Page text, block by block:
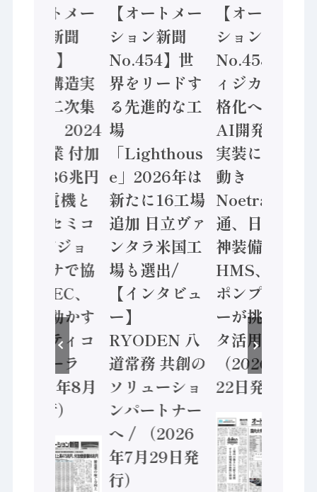
【オートメー
ション新聞
No.455】
「経済構造実
態調査二次集
計結果」2024
年製造業 付加
価値額86兆円
/ 三菱電機と
ソニーセミコ
ン AIビジョ
ンセンサで協
業 / IDEC、
安全に動かす
セーフティコ
ントローラ
（2026年8月
5日発行）
【オートメー
ション新聞
No.454】世
界をリードす
る先進的な工
場
「Lighthous
e」2026年は
新たに16工場
追加 日立ヴァ
ンタラ米国工
場も選出/
【インタビュ
ー】
RYODEN 八
道常務 共創の
ソリューショ
ンパートナー
へ / （2026
年7月29日発
行）
【オートメー
ション新聞
No.453】フ
ィジカルAI本
格化へ 国産
AI開発や社会
実装に活発な
動き
Noetra、富士
通、日立 / 兵
神装備 ×
HMS、老舗
ポンプメーカ
ーが挑むデー
タ活用 など
（2026年7月
22日発行）